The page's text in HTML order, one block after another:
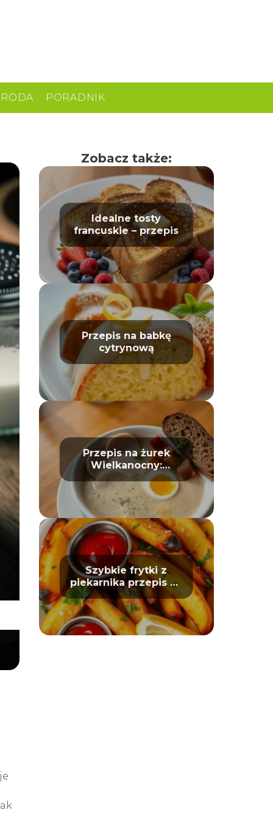
PORADNIK
Zobacz także:
Idealne tosty
francuskie – przepis
Przepis na babkę
cytrynową
Przepis na żurek
Wielkanocny:
tradycyjny i prosty
Szybkie frytki z
piekarnika przepis na
chrupiące ziemniaki